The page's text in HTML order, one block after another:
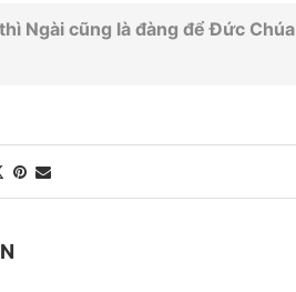
Ngài cũng là đàng để Đức Chúa